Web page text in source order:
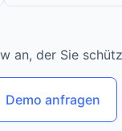
an, der Sie
Demo anfragen